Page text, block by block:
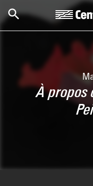
Centre Pompidou
À propos